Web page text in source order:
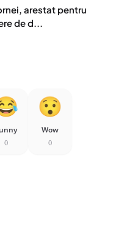
arestat pentru
de d...
0
Wow
0